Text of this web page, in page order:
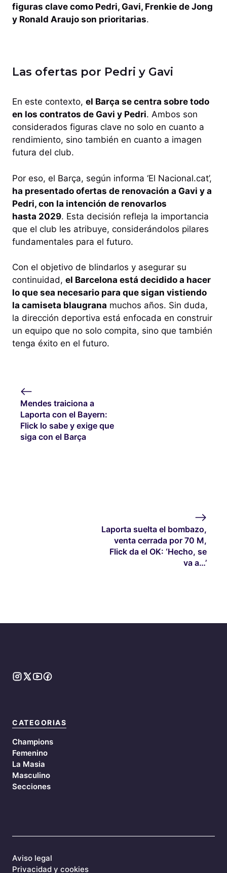
figuras clave como Pedri, Gavi, Frenkie de Jong
y Ronald Araujo son prioritarias.
Las ofertas por Pedri y Gavi
En este contexto, el Barça se centra sobre todo
en los contratos de Gavi y Pedri. Ambos son
considerados figuras clave no solo en cuanto a
rendimiento, sino también en cuanto a imagen
futura del club.
Por eso, el Barça, según informa ‘El Nacional.cat’,
ha presentado ofertas de renovación a Gavi y a
Pedri, con la intención de renovarlos
hasta 2029. Esta decisión refleja la importancia
que el club les atribuye, considerándolos pilares
fundamentales para el futuro.
Con el objetivo de blindarlos y asegurar su
continuidad, el Barcelona está decidido a hacer
lo que sea necesario para que sigan vistiendo
la camiseta blaugrana muchos años. Sin duda,
la dirección deportiva está enfocada en construir
un equipo que no solo compita, sino que también
tenga éxito en el futuro.
Mendes traiciona a
Laporta con el Bayern:
Flick lo sabe y exige que
siga con el Barça
Laporta suelta el bombazo,
venta cerrada por 70 M,
Flick da el OK: ‘Hecho, se
va a…’
CATEGORIAS
Champions
Femenino
La Masia
Masculino
Secciones
Aviso legal
Privacidad y cookies